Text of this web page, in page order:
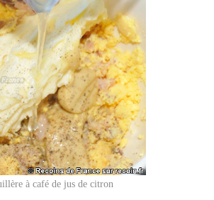
à café de jus de citron